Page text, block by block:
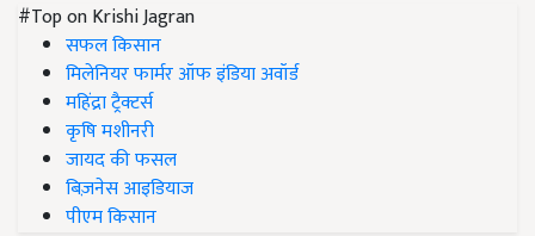
#Top on Krishi Jagran
सफल किसान
मिलेनियर फार्मर ऑफ इंडिया अवॉर्ड
महिंद्रा ट्रैक्टर्स
कृषि मशीनरी
जायद की फसल
बिज़नेस आइडियाज
पीएम किसान